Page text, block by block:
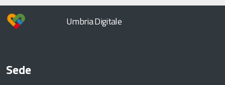
Umbria Digitale
Sede